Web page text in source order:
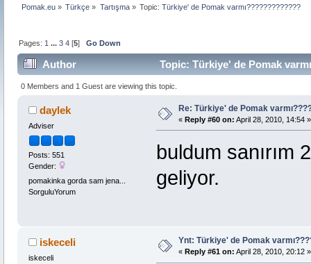
Pomak.eu » Türkçe » Tartışma» Topic:Türkiye' de Pomak varmı?????????????
Pages: 1 ...3 4 [5]Go Down
Author Topic: Türkiye' de Pomak
0 Members and 1 Guest are viewing this topic.
daylek
Adviser
Posts: 551
Gender:
pomakinka gorda sam jena...
SorguluYorum
Re: Türkiye' de Pomak
« Reply #60 on: April 28, 2010, 14:54 »
buldum sanırım
geliyor.
iskeceli
iskeceli
Ynt: Türkiye' de Pomak
« Reply #61 on: April 28, 2010, 20:12 »